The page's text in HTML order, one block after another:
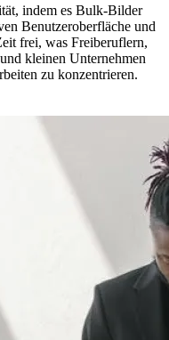
indem es Bulk-Bilder
Benutzeroberfläche und
frei, was Freiberuflern,
kleinen Unternehmen
zu konzentrieren.